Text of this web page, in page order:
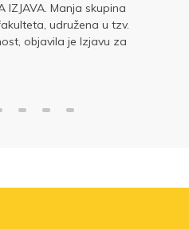
IZJAVA. Manja skupina
udružena u tzv.
objavila je Izjavu za
letku stoji da se velika